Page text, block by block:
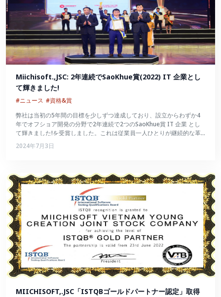
Miichisoft.,JSC: 2年連続でSaoKhue賞(2022) IT 企業とし
て輝きました!
#ニュース #資格&賞
弊社は当初の5年間の目標を少しずつ達成しており、設立からわずか4
年でオフショア開発の分野で2年連続で2つのSaoKhue賞 IT 企業 とし
て輝きました!を受賞しました。これは従業員一人ひとりが継続的な革
新を続け、数々の試練を切り抜けて大きく成長したことの証でもあるで
しょう。
2024年7月3日
MIICHISOFT,.JSC「ISTQBゴールドパートナー認定」取得